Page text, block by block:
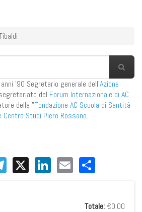
'90 Segretario generale dell'Azione
del Forum Internazionale di AC
della "Fondazione AC Scuola di Santità
Centro Studi Piero Rossano.
Telegram
X LinkedIn
Email
Totale: €0,00